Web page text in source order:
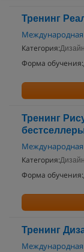
Тренинг
Категория:Дизайн
Форма обучения:
Тренинг
Категория:Дизайн
Форма обучения:
Тренинг